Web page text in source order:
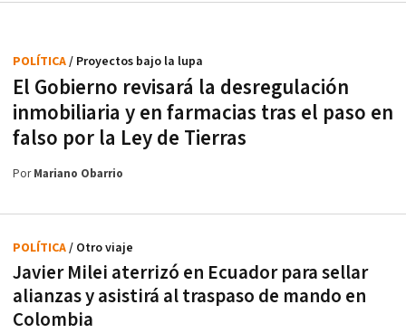
El Gobierno revisará la desregulación
inmobiliaria y en farmacias tras el paso en
falso por la Ley de Tierras
POLÍTICA/ Proyectos bajo la lupa
PorMariano Obarrio
Javier Milei aterrizó en Ecuador para sellar
alianzas y asistirá al traspaso de mando en
Colombia
POLÍTICA/ Otro viaje